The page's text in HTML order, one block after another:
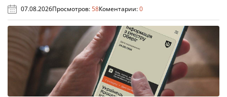
07.08.2026Просмотров:58Коментарии:0